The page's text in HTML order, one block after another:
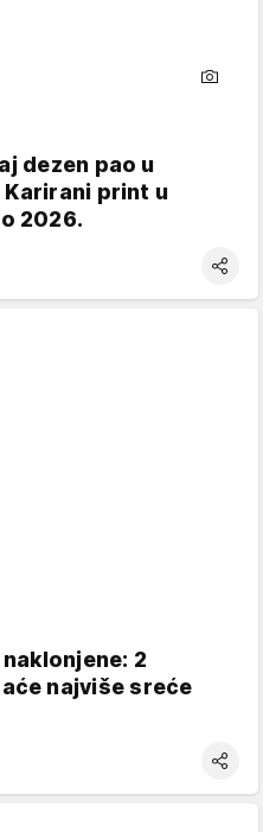
dezen pao u
print u
2026.
2
najviše sreće